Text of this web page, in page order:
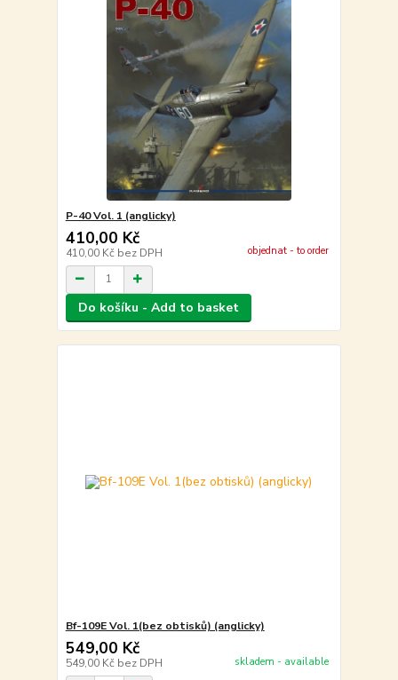
P-40 Vol. 1 (anglicky)
410,00 Kč
410,00 Kč bez DPH objednat - to order
Do košíku - Add to basket
Bf-109E Vol. 1(bez obtisků) (anglicky)
549,00 Kč
549,00 Kč bez DPH skladem - available